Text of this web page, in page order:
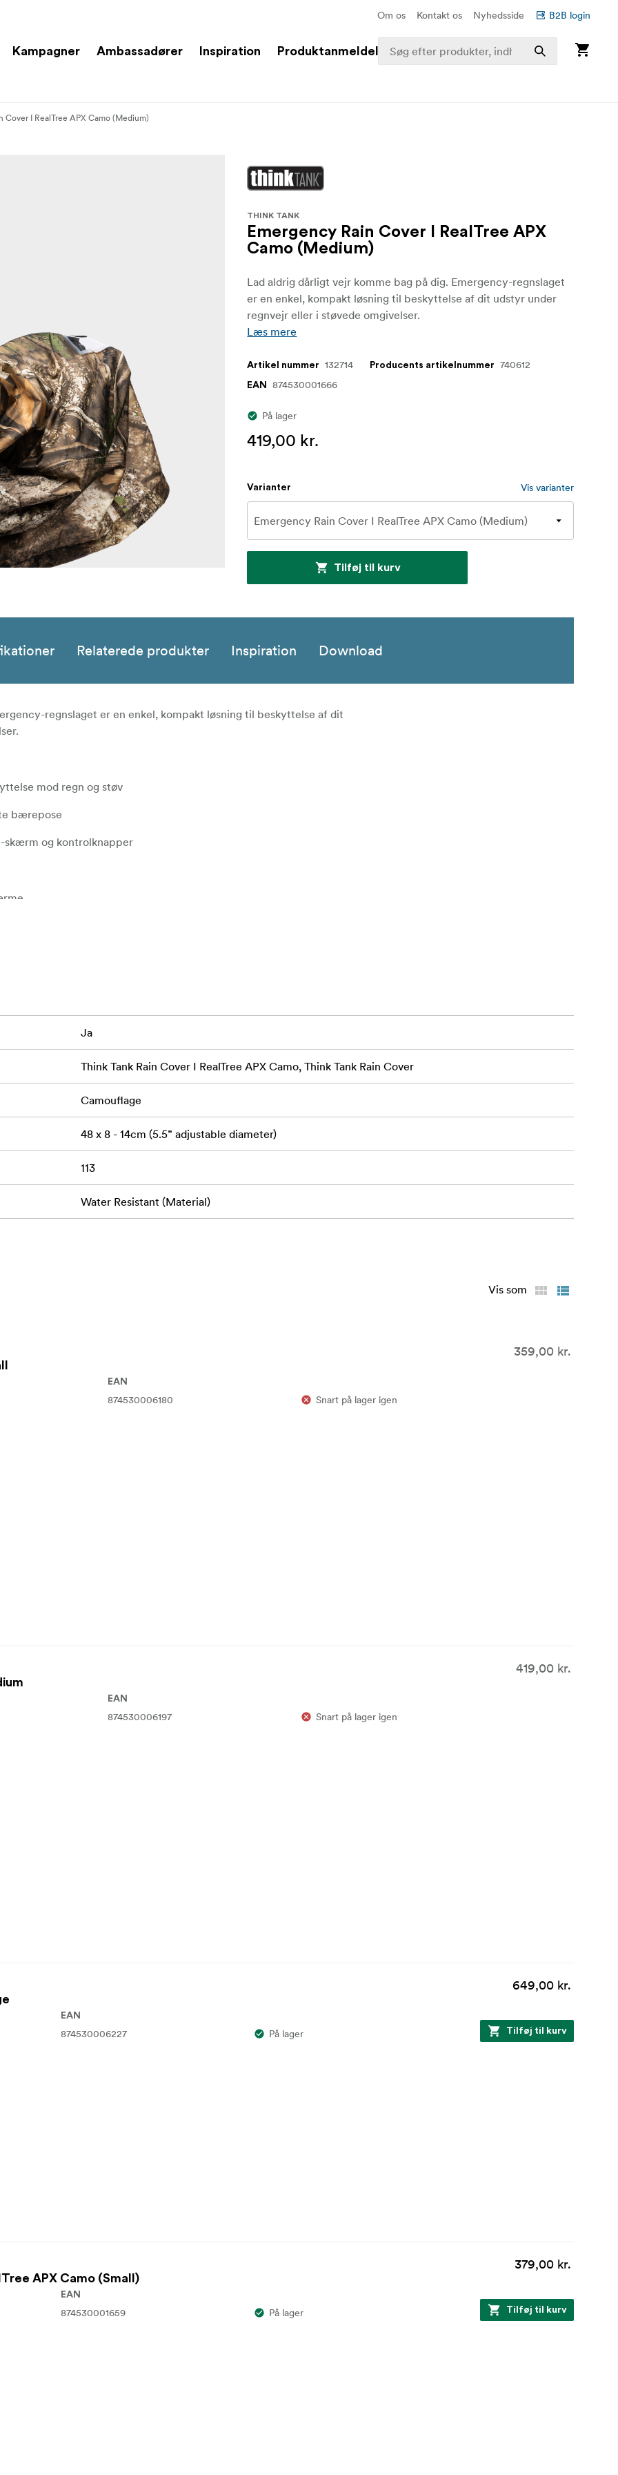
Om os Kontakt os Nyhedsside B2B login
Kampagner Ambassadører Inspiration Produktanmeldelser
Cover I RealTree APX Camo (Medium)
THINK TANK
Emergency Rain Cover I RealTree APX
Camo (Medium)
Lad aldrig dårligt vejr komme bag på dig. Emergency-regnslaget
er en enkel, kompakt løsning til beskyttelse af dit udstyr under
regnvejr eller i støvede omgivelser.
Læs mere
Artikel nummer 132714 Producents artikelnummer 740612
EAN 874530001666
På lager
419,00 kr.
Varianter Vis varianter
Tilføj til kurv
Relaterede produkter Inspiration Download
regnslaget er en enkel, kompakt løsning til beskyttelse af dit
mod regn og støv
bærepose
skærm og kontrolknapper
placeringen på kameraet under brugen
Ja
Think Tank Rain Cover I RealTree APX Camo, Think Tank Rain Cover
Camouflage
48 x 8 - 14cm (5.5” adjustable diameter)
113
Water Resistant (Material)
Vis som
359,00 kr.
EAN
874530006180 Snart på lager igen
419,00 kr.
EAN
874530006197 Snart på lager igen
649,00 kr.
EAN
874530006227 På lager Tilføj til kurv
APX Camo (Small)
379,00 kr.
EAN
874530001659 På lager Tilføj til kurv